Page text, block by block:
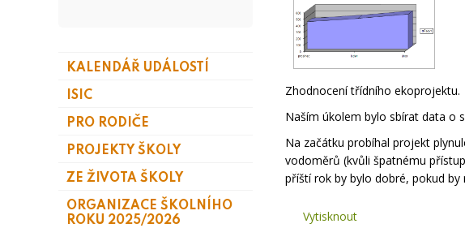
KALENDÁŘ UDÁLOSTÍ
ISIC
PRO RODIČE
PROJEKTY ŠKOLY
ZE ŽIVOTA ŠKOLY
ORGANIZACE ŠKOLNÍHO
ROKU 2025/2026
Zhodnocení třídního ekoprojektu.
Naším úkolem bylo sbírat data o
Na začátku probíhal projekt
vodoměrů (kvůli špatnému
příští rok by bylo dobré, pokud
Vytisknout